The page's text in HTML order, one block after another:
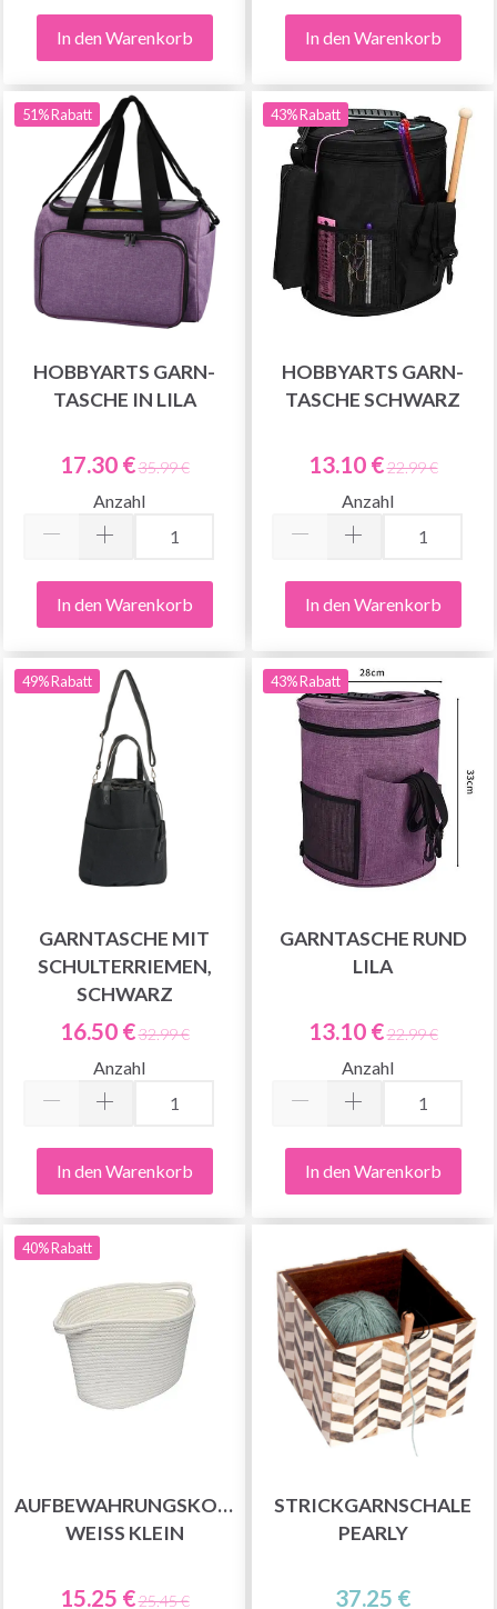
In den Warenkorb In den Warenkorb
51% Rabatt
HOBBYARTS GARN-
TASCHE IN LILA
17.30 €35.99 €
Anzahl
In den Warenkorb
43% Rabatt
HOBBYARTS GARN-
TASCHE SCHWARZ
13.10 €22.99 €
Anzahl
In den Warenkorb
49% Rabatt
GARNTASCHE MIT
SCHULTERRIEMEN,
SCHWARZ
16.50 €32.99 €
Anzahl
In den Warenkorb
43% Rabatt
GARNTASCHE RUND
LILA
13.10 €22.99 €
Anzahl
In den Warenkorb
40% Rabatt
AUFBEWAHRUNGSKORB
WEISS KLEIN
15.25 €25.45 €
STRICKGARNSCHALE
PEARLY
37.25 €